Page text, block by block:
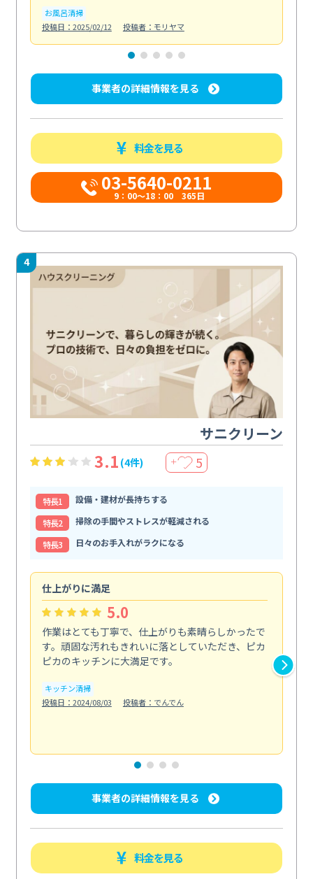
お風呂清掃
投稿日：2025/02/12
投稿者：モリヤマ
事業者の詳細情報を見る
料金を見る
03-5640-0211
9：00～18：00 365日
4
サニクリーン
3.1 (4件) ＋ 5
特⻑1
設備・建材が長持ちする
特⻑2
掃除の手間やストレスが軽減される
特⻑3
日々のお手入れがラクになる
仕上がりに満足
5.0
作業はとても丁寧で、仕上がりも素晴らしかったで
す。頑固な汚れもきれいに落としていただき、ピカ
ピカのキッチンに大満足です。
キッチン清掃
投稿日：2024/08/03
投稿者：でんでん
事業者の詳細情報を見る
料金を見る